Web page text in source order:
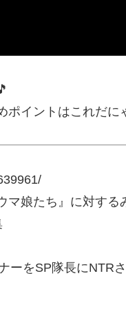
ポイントはこれだに
マ娘たち』に対す
ーをSP隊長にNTR